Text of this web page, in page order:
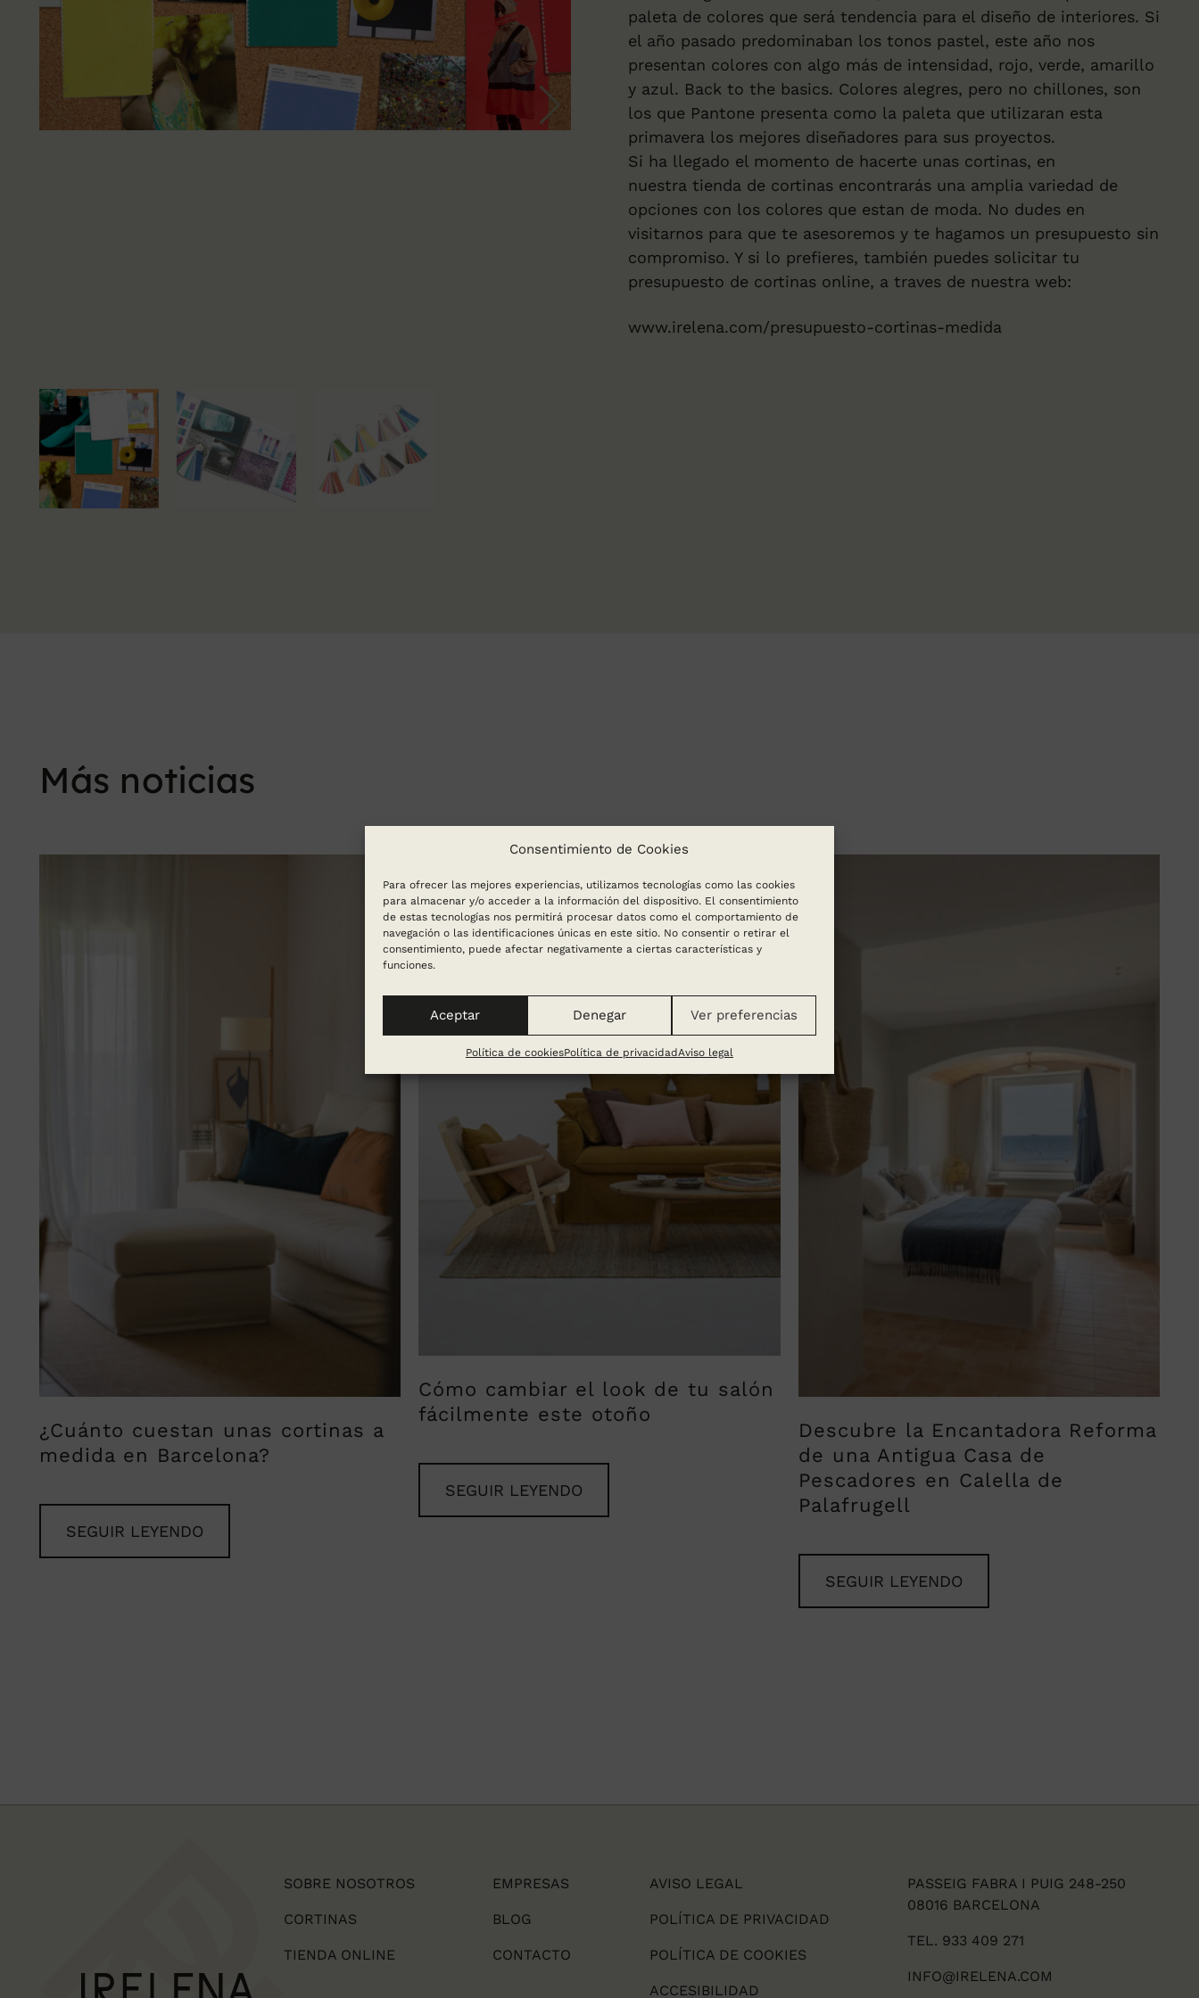
Consentimiento de Cookies
Para ofrecer las mejores experiencias, utilizamos tecnologías como las cookies
para almacenar y/o acceder a la información del dispositivo. El consentimiento
de estas tecnologías nos permitirá procesar datos como el comportamiento de
navegación o las identificaciones únicas en este sitio. No consentir o retirar el
consentimiento, puede afectar negativamente a ciertas características y
funciones.
Aceptar Denegar Ver preferencias
Política de cookiesPolítica de privacidadAviso legal
paleta de colores que será tendencia para el diseño de interiores. Si
el año pasado predominaban los tonos pastel, este año nos
presentan colores con algo más de intensidad, rojo, verde, amarillo
y azul. Back to the basics. Colores alegres, pero no chillones, son
los que Pantone presenta como la paleta que utilizaran esta
primavera los mejores diseñadores para sus proyectos.
Si ha llegado el momento de hacerte unas cortinas, en
nuestra tienda de cortinas encontrarás una amplia variedad de
opciones con los colores que estan de moda. No dudes en
visitarnos para que te asesoremos y te hagamos un presupuesto sin
compromiso. Y si lo prefieres, también puedes solicitar tu
presupuesto de cortinas online, a traves de nuestra web:
www.irelena.com/presupuesto-cortinas-medida
Más noticias
¿Cuánto cuestan unas cortinas a
medida en Barcelona?
SEGUIR LEYENDO
Cómo cambiar el look de tu salón
fácilmente este otoño
SEGUIR LEYENDO
Descubre la Encantadora Reforma
de una Antigua Casa de
Pescadores en Calella de
Palafrugell
SEGUIR LEYENDO
SOBRE NOSOTROS
CORTINAS
TIENDA ONLINE
EMPRESAS
BLOG
CONTACTO
AVISO LEGAL
POLÍTICA DE PRIVACIDAD
POLÍTICA DE COOKIES
ACCESIBILIDAD
PASSEIG FABRA I PUIG 248-250
08016 BARCELONA
TEL. 933 409 271
INFO@IRELENA.COM